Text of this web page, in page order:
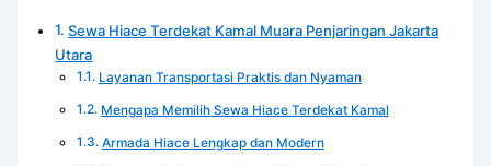
Sewa Hiace Terdekat Kamal Muara Penjaringan Jakarta
Utara
Layanan Transportasi Praktis dan Nyaman
Mengapa Memilih Sewa Hiace Terdekat Kamal
Armada Hiace Lengkap dan Modern